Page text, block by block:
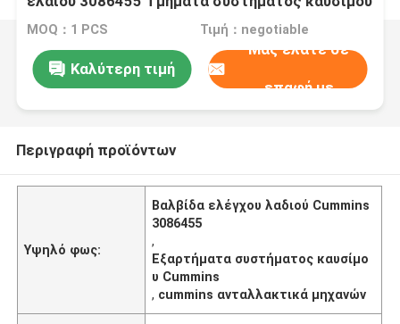
MOQ：1 PCS Τιμή：negotiable
Καλύτερη τιμή
Μας ελάτε σε
επαφή με
Περιγραφή προϊόντων
Υψηλό φως:
Βαλβίδα ελέγχου λαδιού Cummins
3086455
,
Εξαρτήματα συστήματος καυσίμο
υ Cummins
, cummins ανταλλακτικά μηχανών